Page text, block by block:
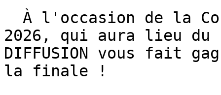
2026, qui aura lieu
DIFFUSION vous fait
la finale !